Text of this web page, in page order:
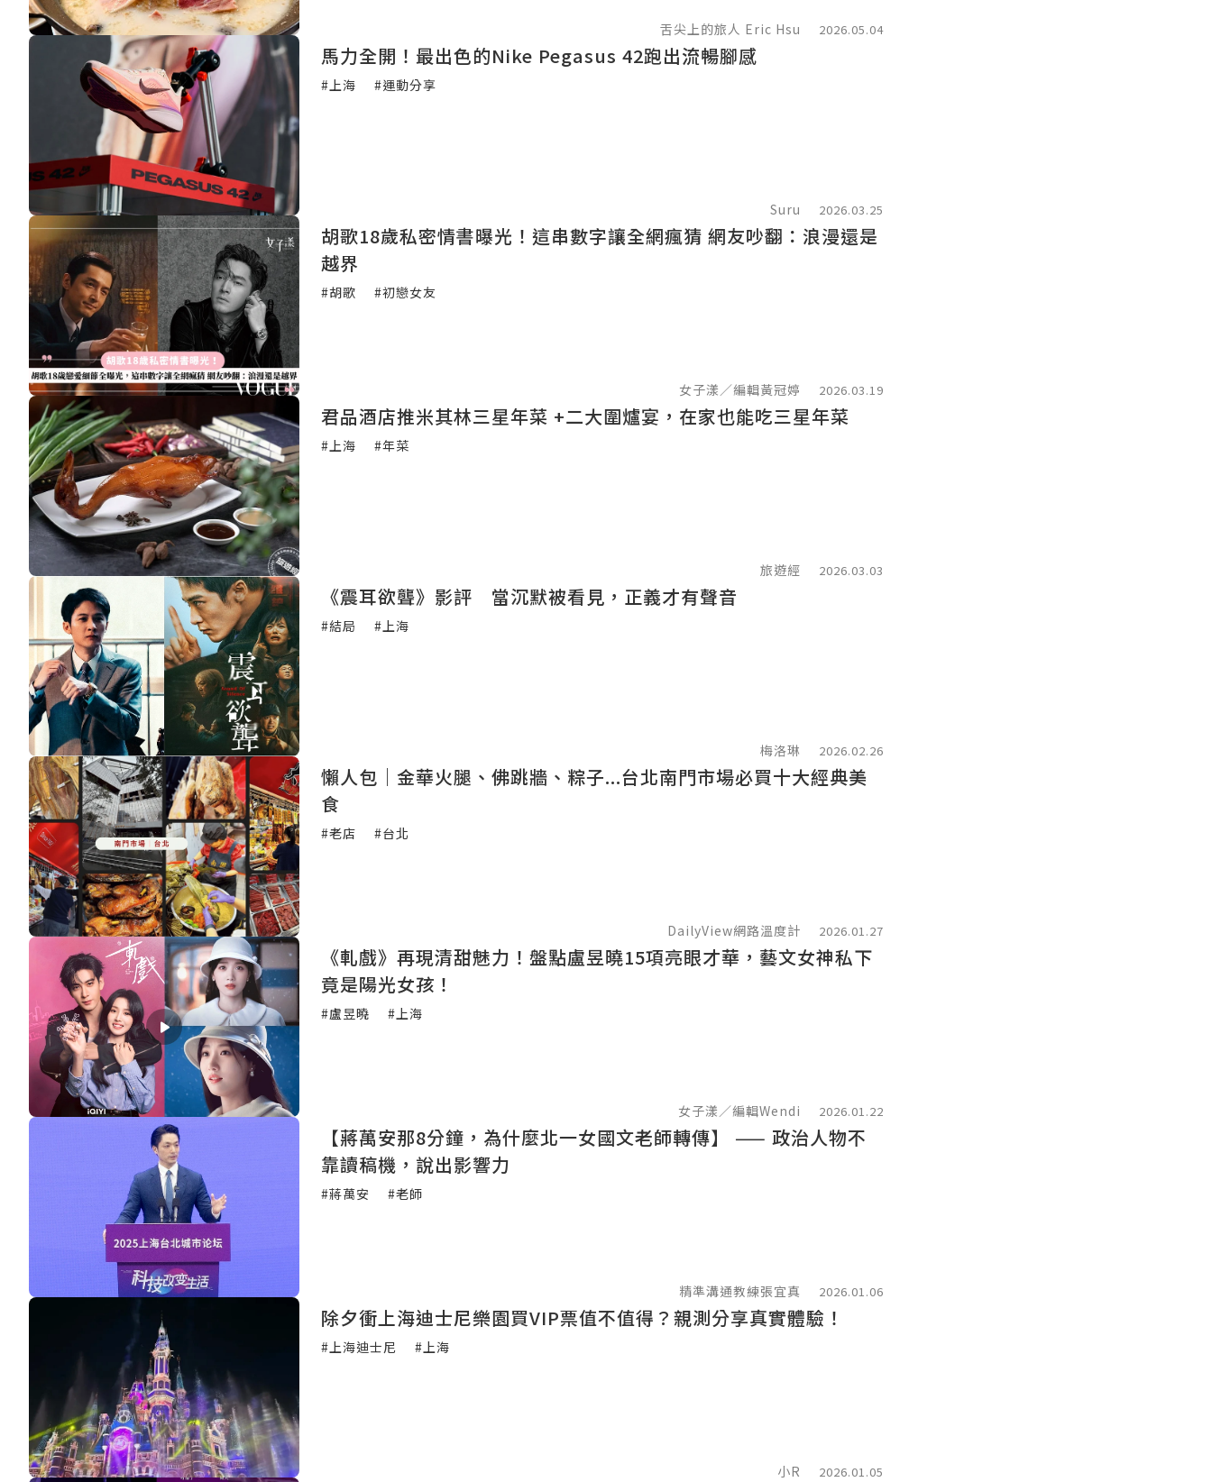
舌尖上的旅人 Eric Hsu 2026.05.04
馬力全開！最出色的Nike Pegasus 42跑出流暢腳感
#上海 #運動分享
Suru 2026.03.25
胡歌18歲私密情書曝光！這串數字讓全網瘋猜 網友吵翻：浪漫還是
越界
#胡歌 #初戀女友
女子漾／編輯黃冠婷 2026.03.19
君品酒店推米其林三星年菜 +二大圍爐宴，在家也能吃三星年菜
#上海 #年菜
旅遊經 2026.03.03
《震耳欲聾》影評 當沉默被看見，正義才有聲音
#結局 #上海
梅洛琳 2026.02.26
懶人包｜金華火腿、佛跳牆、粽子...台北南門市場必買十大經典美
食
#老店 #台北
DailyView網路溫度計 2026.01.27
《軋戲》再現清甜魅力！盤點盧昱曉15項亮眼才華，藝文女神私下
竟是陽光女孩！
#盧昱曉 #上海
女子漾／編輯Wendi 2026.01.22
【蔣萬安那8分鐘，為什麼北一女國文老師轉傳】 —— 政治人物不
靠讀稿機，說出影響力
#蔣萬安 #老師
精準溝通教練張宜真 2026.01.06
除夕衝上海迪士尼樂園買VIP票值不值得？親測分享真實體驗！
#上海迪士尼 #上海
小R 2026.01.05